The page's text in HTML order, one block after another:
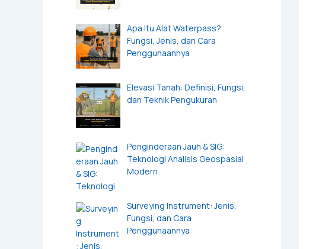
Apa Itu Alat Waterpass?
Fungsi, Jenis, dan Cara
Penggunaannya
Elevasi Tanah: Definisi, Fungsi,
dan Teknik Pengukuran
Penginderaan Jauh & SIG:
Teknologi Analisis Geospasial
Modern
Surveying Instrument: Jenis,
Fungsi, dan Cara
Penggunaannya